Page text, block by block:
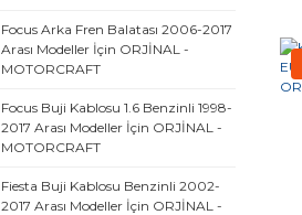
Focus Arka Fren Balatası 2006-2017
Arası Modeller İçin ORJİNAL -
MOTORCRAFT
Focus Buji Kablosu 1.6 Benzinli 1998-
2017 Arası Modeller İçin ORJİNAL -
MOTORCRAFT
Fiesta Buji Kablosu Benzinli 2002-
2017 Arası Modeller İçin ORJİNAL -